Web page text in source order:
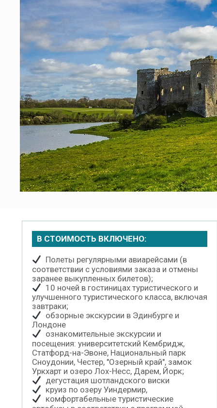
В СТОИМОСТЬ ВКЛЮЧЕНО:
Полеты регулярными авиарейсами (в
соответствии с условиями заказа и отмены
заранее выкупленных билетов);
10 ночей в гостиницах туристического и
улучшенного туристического класса, включая
завтраки;
обзорные экскурсии в Эдинбурге и
Лондоне
ознакомительные экскурсии и
посещения: университетский Кембридж,
Статфорд-на-Эвоне, Национальный парк
Сноудонии, Честер, "Озерный край", замок
Уркхарт и озеро Лох-Несс, Дарем, Йорк;
дегустация шотландского виски
круиз по озеру Уиндермир,
комфортабельные туристические